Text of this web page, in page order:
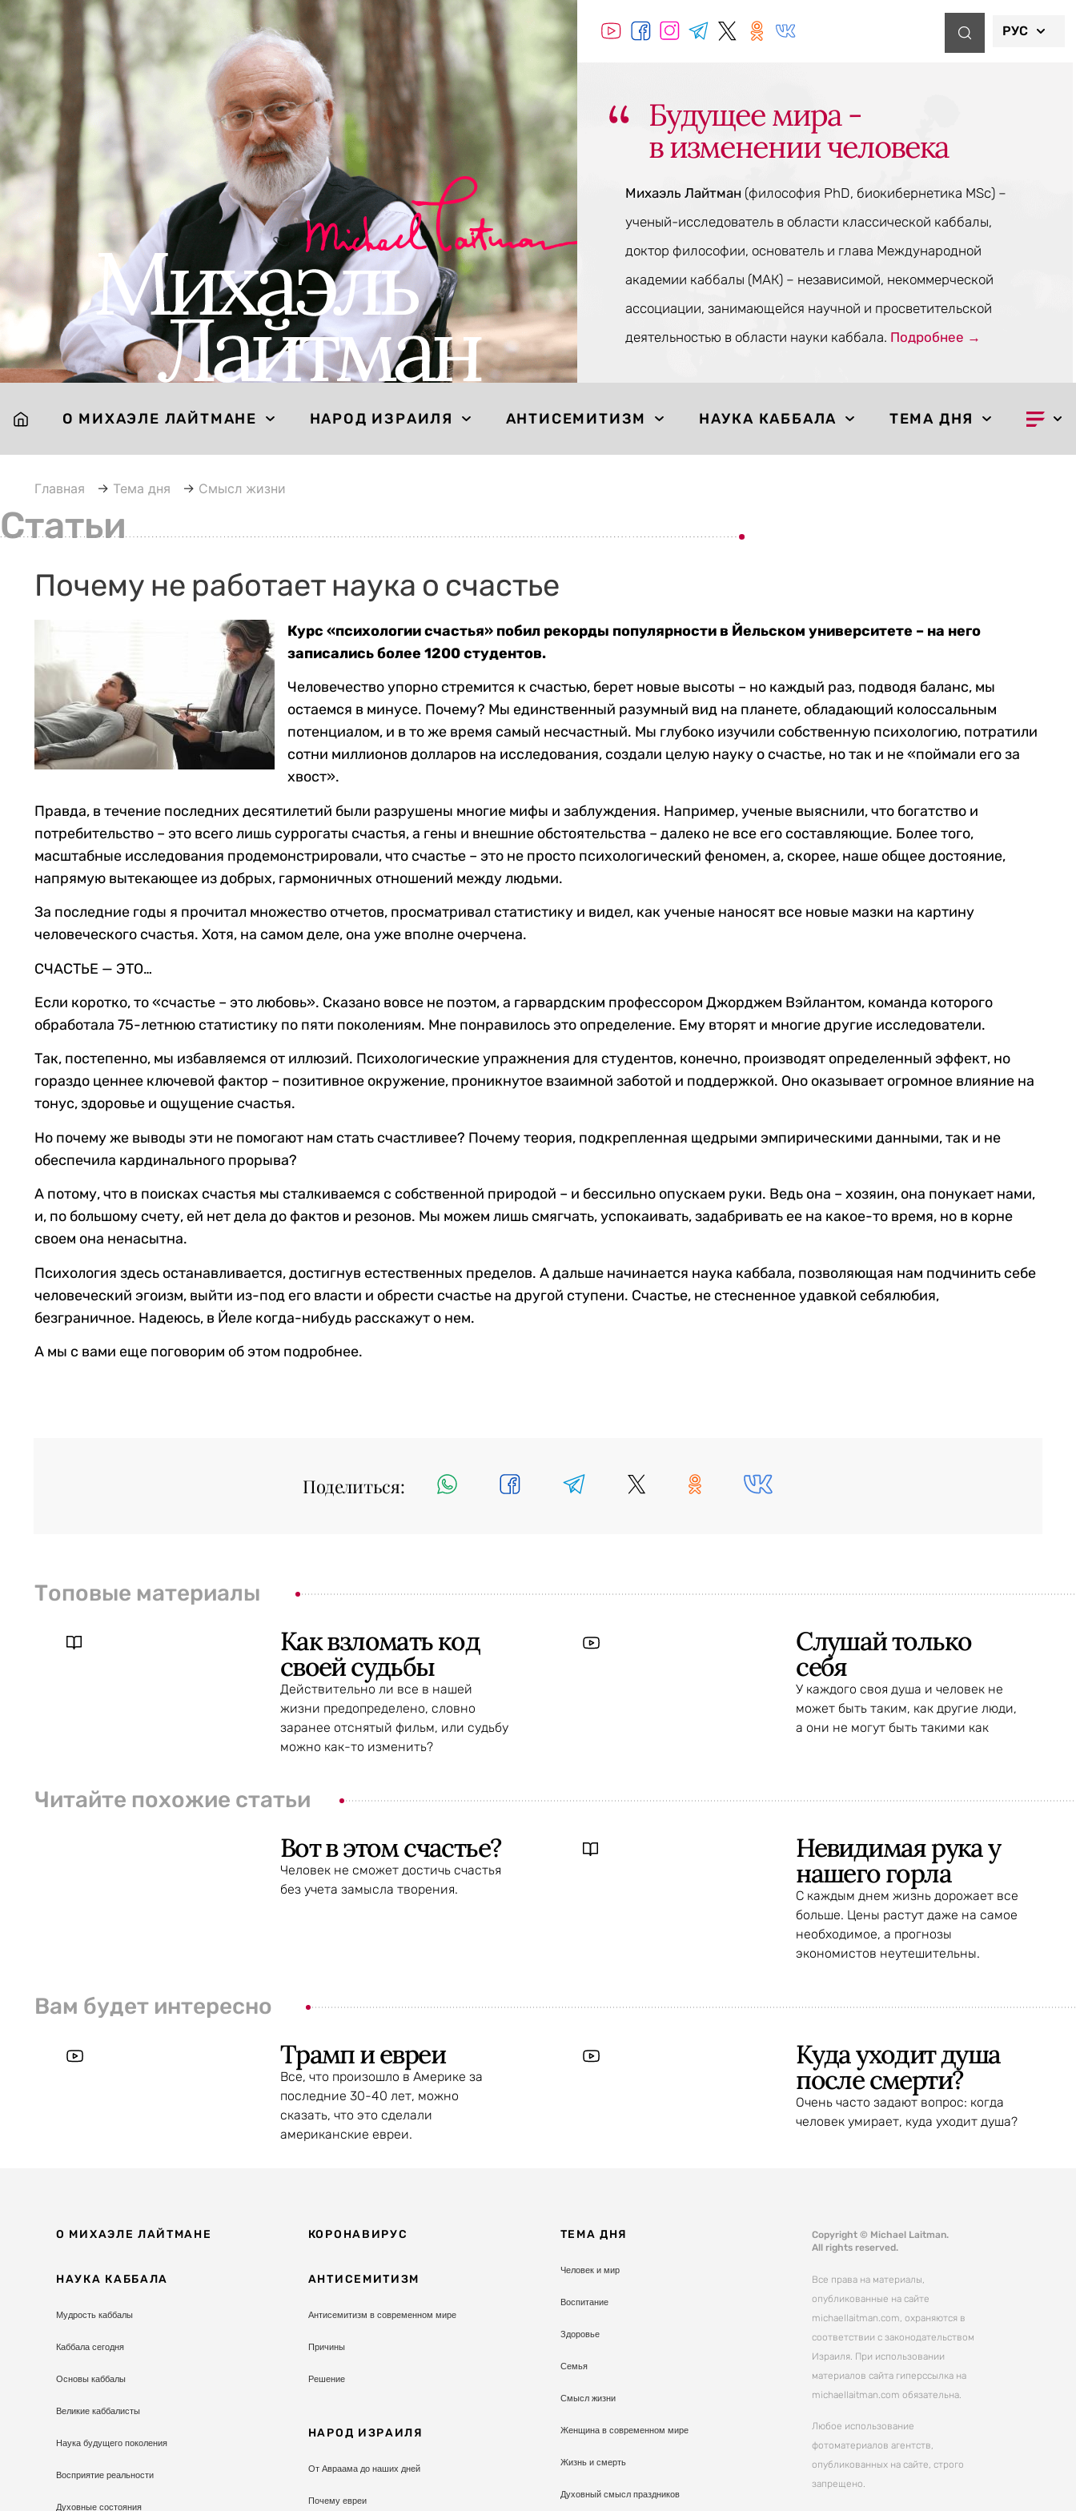
РУС
Будущее мира -
в изменении человека
Михаэль Лайтман (философия PhD, биокибернетика MSc) –
ученый-исследователь в области классической каббалы,
доктор философии, основатель и глава Международной
академии каббалы (МАК) – независимой, некоммерческой
ассоциации, занимающейся научной и просветительской
деятельностью в области науки каббала. Подробнее →
О МИХАЭЛЕ ЛАЙТМАНЕ НАРОД ИЗРАИЛЯ АНТИСЕМИТИЗМ НАУКА КАББАЛА ТЕМА ДНЯ
Главная → Тема дня → Смысл жизни
Статьи
Почему не работает наука о счастье
Курс «психологии счастья» побил рекорды популярности в Йельском университете – на него
записались более 1200 студентов.
Человечество упорно стремится к счастью, берет новые высоты – но каждый раз, подводя баланс, мы
остаемся в минусе. Почему? Мы единственный разумный вид на планете, обладающий колоссальным
потенциалом, и в то же время самый несчастный. Мы глубоко изучили собственную психологию, потратили
сотни миллионов долларов на исследования, создали целую науку о счастье, но так и не «поймали его за
хвост».
Правда, в течение последних десятилетий были разрушены многие мифы и заблуждения. Например, ученые выяснили, что богатство и
потребительство – это всего лишь суррогаты счастья, а гены и внешние обстоятельства – далеко не все его составляющие. Более того,
масштабные исследования продемонстрировали, что счастье – это не просто психологический феномен, а, скорее, наше общее достояние,
напрямую вытекающее из добрых, гармоничных отношений между людьми.
За последние годы я прочитал множество отчетов, просматривал статистику и видел, как ученые наносят все новые мазки на картину
человеческого счастья. Хотя, на самом деле, она уже вполне очерчена.
СЧАСТЬЕ — ЭТО…
Если коротко, то «счастье – это любовь». Сказано вовсе не поэтом, а гарвардским профессором Джорджем Вэйлантом, команда которого
обработала 75-летнюю статистику по пяти поколениям. Мне понравилось это определение. Ему вторят и многие другие исследователи.
Так, постепенно, мы избавляемся от иллюзий. Психологические упражнения для студентов, конечно, производят определенный эффект, но
гораздо ценнее ключевой фактор – позитивное окружение, проникнутое взаимной заботой и поддержкой. Оно оказывает огромное влияние на
тонус, здоровье и ощущение счастья.
Но почему же выводы эти не помогают нам стать счастливее? Почему теория, подкрепленная щедрыми эмпирическими данными, так и не
обеспечила кардинального прорыва?
А потому, что в поисках счастья мы сталкиваемся с собственной природой – и бессильно опускаем руки. Ведь она – хозяин, она понукает нами,
и, по большому счету, ей нет дела до фактов и резонов. Мы можем лишь смягчать, успокаивать, задабривать ее на какое-то время, но в корне
своем она ненасытна.
Психология здесь останавливается, достигнув естественных пределов. А дальше начинается наука каббала, позволяющая нам подчинить себе
человеческий эгоизм, выйти из-под его власти и обрести счастье на другой ступени. Счастье, не стесненное удавкой себялюбия,
безграничное. Надеюсь, в Йеле когда-нибудь расскажут о нем.
А мы с вами еще поговорим об этом подробнее.
Поделиться:
Топовые материалы
Как взломать код
своей судьбы
Действительно ли все в нашей
жизни предопределено, словно
заранее отснятый фильм, или судьбу
можно как-то изменить?
Слушай только
себя
У каждого своя душа и человек не
может быть таким, как другие люди,
а они не могут быть такими как
Читайте похожие статьи
Вот в этом счастье?
Человек не сможет достичь счастья
без учета замысла творения.
Невидимая рука у
нашего горла
С каждым днем жизнь дорожает все
больше. Цены растут даже на самое
необходимое, а прогнозы
экономистов неутешительны.
Вам будет интересно
Трамп и евреи
Все, что произошло в Америке за
последние 30-40 лет, можно
сказать, что это сделали
американские евреи.
Куда уходит душа
после смерти?
Очень часто задают вопрос: когда
человек умирает, куда уходит душа?
О МИХАЭЛЕ ЛАЙТМАНЕ
НАУКА КАББАЛА
Мудрость каббалы
Каббала сегодня
Основы каббалы
Великие каббалисты
Наука будущего поколения
Восприятие реальности
Духовные состояния
КОРОНАВИРУС
АНТИСЕМИТИЗМ
Антисемитизм в современном мире
Причины
Решение
НАРОД ИЗРАИЛЯ
От Авраама до наших дней
Почему евреи
ТЕМА ДНЯ
Человек и мир
Воспитание
Здоровье
Семья
Смысл жизни
Женщина в современном мире
Жизнь и смерть
Духовный смысл праздников
Copyright © Michael Laitman.
All rights reserved.
Все права на материалы,
опубликованные на сайте
michaellaitman.com, охраняются в
соответствии с законодательством
Израиля. При использовании
материалов сайта гиперссылка на
michaellaitman.com обязательна.
Любое использование
фотоматериалов агентств,
опубликованных на сайте, строго
запрещено.